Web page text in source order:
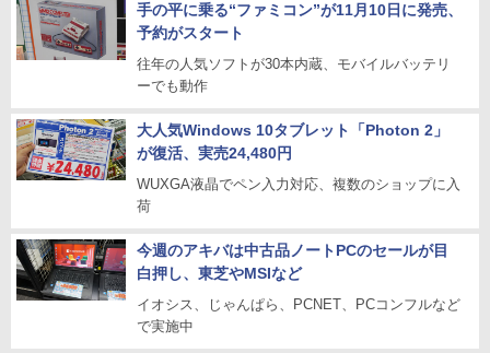
手の平に乗る“ファミコン”が11月10日に発売、
予約がスタート
往年の人気ソフトが30本内蔵、モバイルバッテリ
ーでも動作
大人気Windows 10タブレット「Photon 2」
が復活、実売24,480円
WUXGA液晶でペン入力対応、複数のショップに入
荷
今週のアキバは中古品ノートPCのセールが目
白押し、東芝やMSIなど
イオシス、じゃんぱら、PCNET、PCコンフルなど
で実施中